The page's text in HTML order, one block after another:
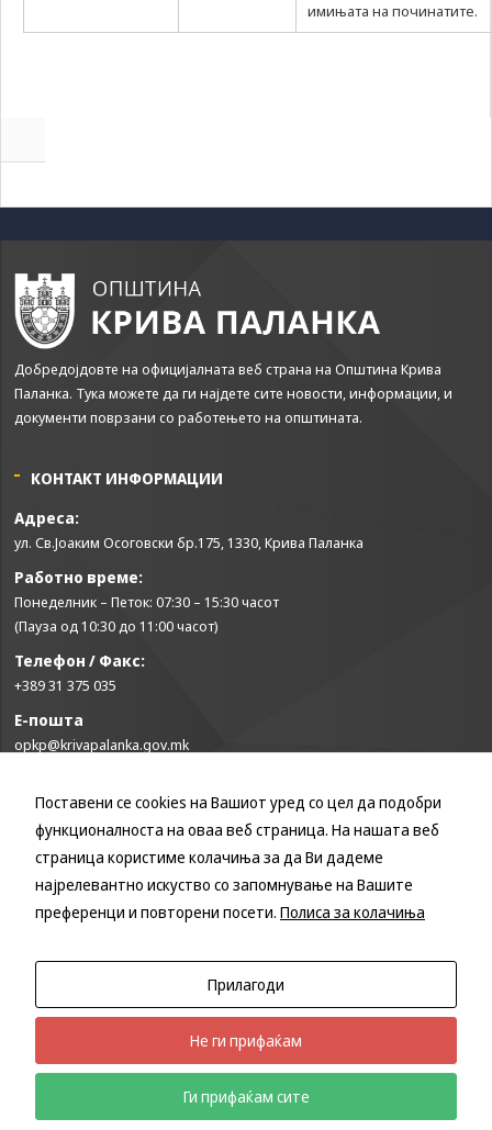
имињата на починатите.
Добредојдовте на официјалната веб страна на Општина Крива
Паланка. Тука можете да ги најдете сите новости, информации, и
документи поврзани со работењето на општината.
КОНТАКТ ИНФОРМАЦИИ
Адреса:
ул. Св.Јоаким Осоговски бр.175, 1330, Крива Паланка
Работно време:
Понеделник – Петок: 07:30 – 15:30 часот
(Пауза од 10:30 до 11:00 часот)
Телефон / Факс:
+389 31 375 035
Е-пошта
opkp@krivapalanka.gov.mk
КОРИСНИ ЛИНКОВИ
Влада на Република Северна Македонија
Собрание на Република Северна Македонија
Министерство за финансии
Министерство за транспорт и врски
Министерство за локална самоуправа
Министерство за информатичко општество и администрација
Министерство за образование и наука
Општина Крива ПаланкаИзработено од
Поставени се cookies на Вашиот уред со цел да подобри
функционалноста на оваа веб страница. На нашата веб
страница користиме колачиња за да Ви дадеме
најрелевантно искуство со запомнување на Вашите
преференци и повторени посети. Полиса за колачиња
Прилагоди
Не ги прифаќам
Ги прифаќам сите